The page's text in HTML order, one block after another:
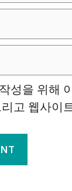
성을 위해
고 웹사이